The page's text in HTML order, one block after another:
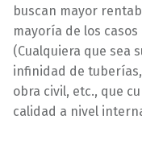
buscan mayor
mayoría de los casos
(Cualquiera que sea
infinidad de
obra civil, etc., que
calidad a nivel